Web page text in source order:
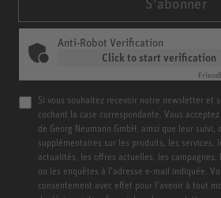
Anti-Robot Verification
Click to start verification
Si vous souhaitez recevoir notre newsletter et
cochant la case correspondante. Vous
de Georg Neumann GmbH, ainsi que leur suivi,
supplémentaires sur les produits, les services,
actualités, les offres actuelles, les campagnes,
ou les enquêtes à l’adresse e-mail indiquée.
consentement avec effet pour l’avenir à tout